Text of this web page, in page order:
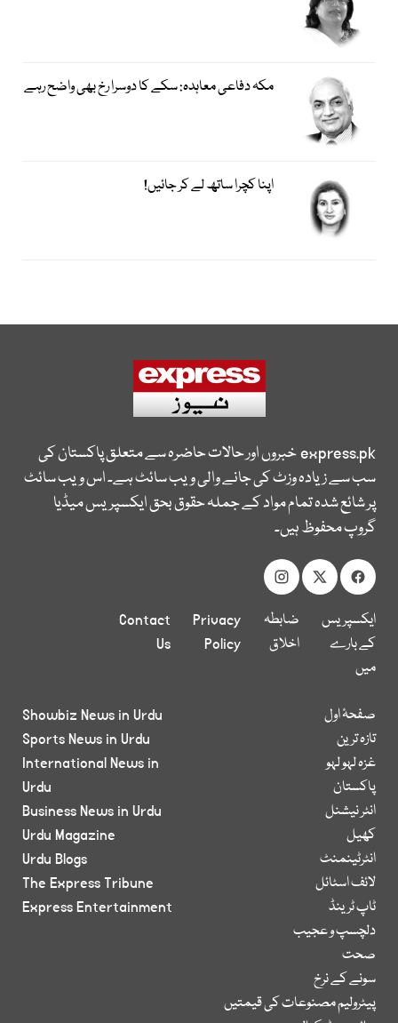
مکہ دفاعی معاہدہ: سکے کا دوسرا رخ بھی واضح رہے
اپنا کچرا ساتھ لے کر جائیں!
express.pkخبروں اور حالات حاضرہ سے متعلق پاکستان کی
سب سے زیادہ وزٹ کی جانے والی ویب سائٹ ہے۔ اس ویب سائٹ
پر شائع شدہ تمام مواد کے جملہ حقوق بحق ایکسپریس میڈیا
گروپ محفوظ ہیں۔
ایکسپریس
کے بارے
میں
ضابطہ
اخلاق
Privacy
Policy
Contact
Us
صفحۂ اول
تازہ ترین
غزہ لہو لہو
پاکستان
انٹر نیشنل
کھیل
انٹرٹینمنٹ
لائف اسٹائل
ٹاپ ٹرینڈ
دلچسپ و عجیب
صحت
سونے کے نرخ
پیٹرولیم مصنوعات کی قیمتیں
Showbiz News in Urdu
Sports News in Urdu
International News in
Urdu
Business News in Urdu
Urdu Magazine
Urdu Blogs
The Express Tribune
Express Entertainment